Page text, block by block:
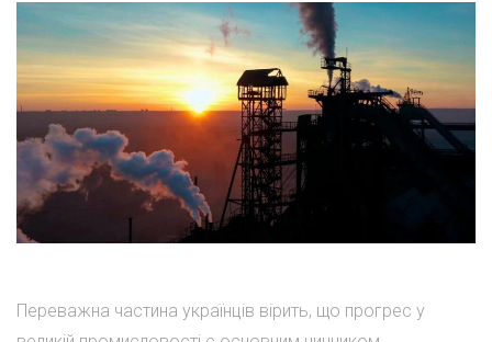
Переважна частина українців вірить, що прогрес у